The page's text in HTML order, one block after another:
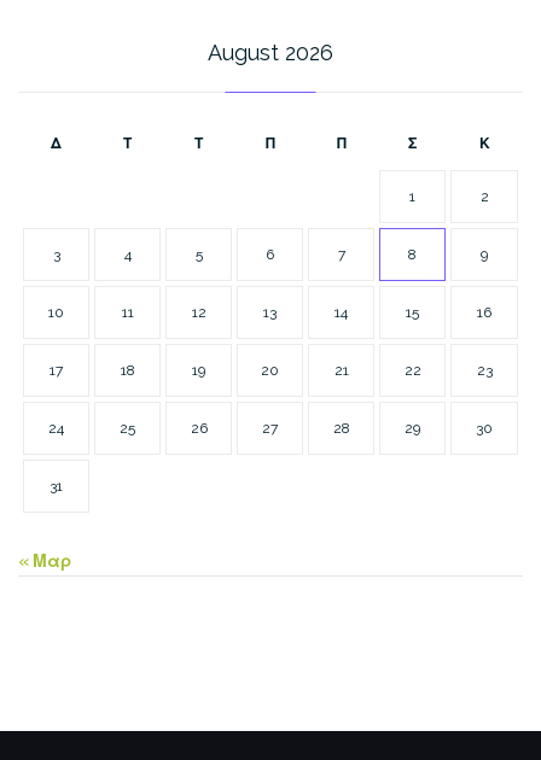
August 2026
Δ Τ Τ Π Π Σ Κ
1 2
3 4 5 6 7 8 9
10 11 12 13 14 15 16
17 18 19 20 21 22 23
24 25 26 27 28 29 30
31
« Μαρ